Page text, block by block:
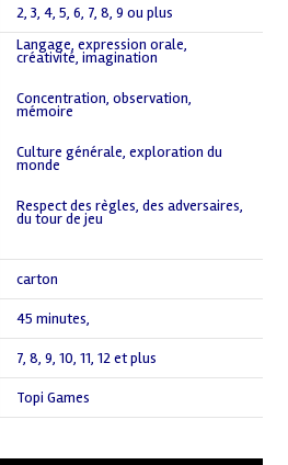
2,3,4,5,6, 7,8,9 ou plus
Langage, expression orale,
créativité, imagination
Concentration, observation,
mémoire
Culture générale, exploration du
monde
Respect des règles, des adversaires,
du tour de jeu
carton
45 minutes,
7,8,9,10,11,12 et plus
Topi Games